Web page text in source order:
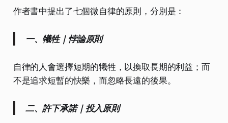
作者書中提出了七個微自律的原則，分別是：
一、犧牲｜悖論原則
自律的人會選擇短期的犧牲，以換取長期的利益；而
不是追求短暫的快樂，而忽略長遠的後果。
二、許下承諾｜投入原則